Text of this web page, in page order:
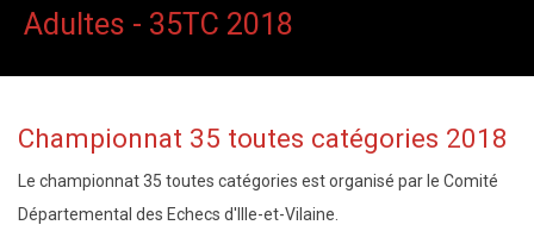
Adultes - 35TC 2018
Championnat 35 toutes catégories 2018
Le championnat 35 toutes catégories est organisé par le Comité
Départemental des Echecs d'Ille-et-Vilaine.